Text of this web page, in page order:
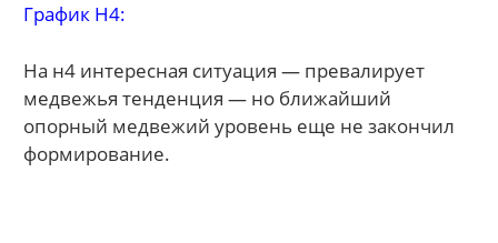
График H4:
На н4 интересная ситуация — превалирует
медвежья тенденция — но ближайший
опорный медвежий уровень еще не закончил
формирование.